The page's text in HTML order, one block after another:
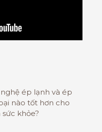
ép lạnh và ép
nào tốt hơn cho
khỏe?